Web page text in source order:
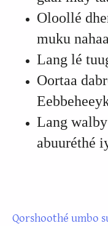
Oloollé
muku
Lang lé
Oortaa
Lang
abuuréthé
Qorshoothé umbo